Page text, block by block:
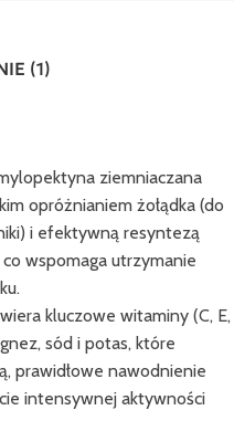
(1)
ziemniaczana
opróżnianiem żołądka (do
i efektywną resyntezą
wspomaga utrzymanie
kluczowe witaminy (C, E,
sód i potas, które
prawidłowe nawodnienie
intensywnej aktywności